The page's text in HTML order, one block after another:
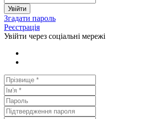
Увійти
Згадати пароль
Реєстрація
Увійти через соціальні мережі